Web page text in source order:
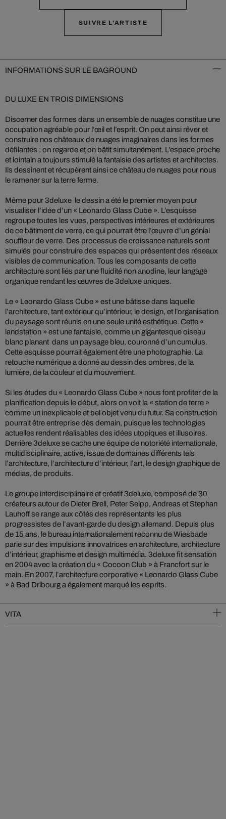
SUIVRE L'ARTISTE
INFORMATIONS SUR LE BAGROUND
DU LUXE EN TROIS DIMENSIONS
Discerner des formes dans un ensemble de nuages constitue une
occupation agréable pour l’œil et l’esprit. On peut ainsi rêver et
construire nos châteaux de nuages imaginaires dans les formes
défilantes : on regarde et on bâtit simultanément. L’espace proche
et lointain a toujours stimulé la fantaisie des artistes et architectes.
Ils dessinent et récupèrent ainsi ce château de nuages pour nous
le ramener sur la terre ferme.
Même pour 3deluxe le dessin a été le premier moyen pour
visualiser l’idée d’un « Leonardo Glass Cube ». L’esquisse
regroupe toutes les vues, perspectives intérieures et extérieures
de ce bâtiment de verre, ce qui pourrait être l’œuvre d’un génial
souffleur de verre. Des processus de croissance naturels sont
simulés pour construire des espaces qui présentent des réseaux
visibles de communication. Tous les composants de cette
architecture sont liés par une fluidité non anodine, leur langage
organique rendant les œuvres de 3deluxe uniques.
Le « Leonardo Glass Cube » est une bâtisse dans laquelle
l’architecture, tant extérieur qu’intérieur, le design, et l’organisation
du paysage sont réunis en une seule unité esthétique. Cette «
landstation » est une fantaisie, comme un gigantesque oiseau
blanc planant dans un paysage bleu, couronné d’un cumulus.
Cette esquisse pourrait également être une photographie. La
retouche numérique a donné au dessin des ombres, de la
lumière, de la couleur et du mouvement.
Si les études du « Leonardo Glass Cube » nous font profiter de la
planification depuis le début, alors on voit la « station de terre »
comme un inexplicable et bel objet venu du futur. Sa construction
pourrait être entreprise dès demain, puisque les technologies
actuelles rendent réalisables des idées utopiques et illusoires.
Derrière 3deluxe se cache une équipe de notoriété internationale,
multidisciplinaire, active, issue de domaines différents tels
l’architecture, l’architecture d’intérieur, l’art, le design graphique de
médias, de produits.
Le groupe interdisciplinaire et créatif 3deluxe, composé de 30
créateurs autour de Dieter Brell, Peter Seipp, Andreas et Stephan
Lauhoff se range aux côtés des représentants les plus
progressistes de l’avant-garde du design allemand. Depuis plus
de 15 ans, le bureau internationalement reconnu de Wiesbade
parie sur des impulsions innovatrices en architecture, architecture
d’intérieur, graphisme et design multimédia. 3deluxe fit sensation
en 2004 avec la création du « Cocoon Club » à Francfort sur le
main. En 2007, l’architecture corporative « Leonardo Glass Cube
» à Bad Dribourg a également marqué les esprits.
VITA